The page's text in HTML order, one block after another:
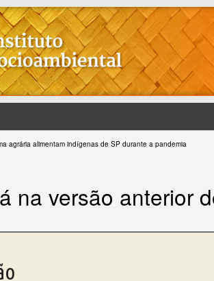
agrária alimentam indígenas de SP durante a pandemia
na versão anterior